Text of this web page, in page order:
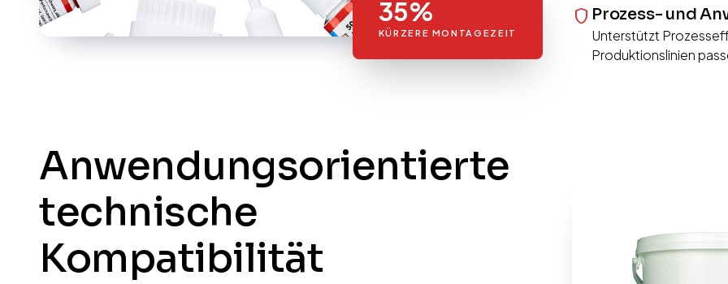
35%
KÜRZERE MONTAGEZEIT
shield Prozess- und
Unterstützt
Produktionslinien
Anwendungsorientierte
technische
Kompatibilität